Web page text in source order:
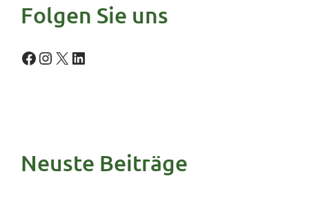
n
Folgen Sie uns
Facebook Instagram X LinkedIn
Neuste Beiträge